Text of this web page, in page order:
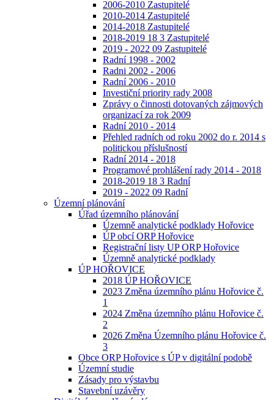
2006-2010 Zastupitelé
2010-2014 Zastupitelé
2014-2018 Zastupitelé
2018-2019 18 3 Zastupitelé
2019 - 2022 09 Zastupitelé
Radní 1998 - 2002
Radni 2002 - 2006
Radní 2006 - 2010
Investiční priority rady 2008
Zprávy o činnosti dotovaných zájmových
organizací za rok 2009
Radní 2010 - 2014
Přehled radních od roku 2002 do r. 2014 s
politickou příslušností
Radní 2014 - 2018
Programové prohlášení rady 2014 - 2018
2018-2019 18 3 Radní
2019 - 2022 09 Radní
Územní plánování
Úřad územního plánování
Územně analytické podklady Hořovice
ÚP obcí ORP Hořovice
Registrační listy UP ORP Hořovice
Územně analytické podklady
ÚP HOŘOVICE
2018 ÚP HOŘOVICE
2023 Změna územního plánu Hořovice č.
1
2024 Změna územního plánu Hořovice č.
2
2026 Změna Územního plánu Hořovice č.
3
Obce ORP Hořovice s ÚP v digitální podobě
Územní studie
Zásady pro výstavbu
Stavební uzávěry